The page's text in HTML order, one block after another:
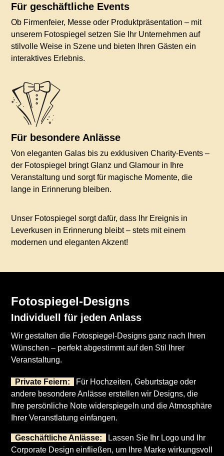
Für geschäftliche Events
Ob Firmenfeier, Messe oder Produktpräsentation – mit
unserem Fotospiegel setzen Sie Ihr Unternehmen auf
stilvolle Weise in Szene und bieten Ihren Gästen ein
interaktives Erlebnis.
Für besondere Anlässe
Von eleganten Galas bis zu exklusiven Charity-Events –
der Fotospiegel bringt Glanz und Glamour in Ihre
Veranstaltung und sorgt für magische Momente, die
lange in Erinnerung bleiben.
Unser Fotospiegel sorgt dafür, dass Ihr Ereignis in
Leverkusen in Erinnerung bleibt – stets mit einem
modernen und eleganten Akzent!
Fotospiegel-Designs
Individuell für jeden Anlass
Wir gestalten die Fotospiegel-Designs ganz nach Ihren
Wünschen – perfekt abgestimmt auf den Stil Ihrer
Veranstaltung.
Private Feiern:
Für Hochzeiten, Geburtstage oder
andere besondere Anlässe erstellen wir Designs, die
Ihre persönliche Note widerspiegeln und die Atmosphäre
Ihrer Veranstlatung einfangen.
Geschäftliche Anlässe:
Lassen Sie Ihr Logo und Ihr
Corporate Design einfließen, um Ihre Marke wirkungsvoll